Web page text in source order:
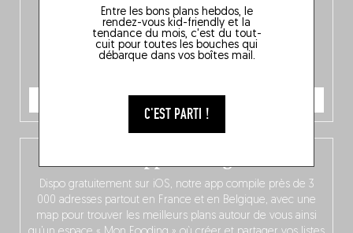
Entre les bons plans hebdos, le
rendez-vous kid-friendly et la
tendance du mois, c'est du tout-
cuit pour toutes les bouches qui
débarque dans vos boîtes mail.
C'EST PARTI !
JE COMMANDE
Dispo gratuitement sur iOS, notre app compile près de 3
000 adresses partout en France et en Belgique, avec une
map pour trouver les meilleurs plans autour de vous ainsi